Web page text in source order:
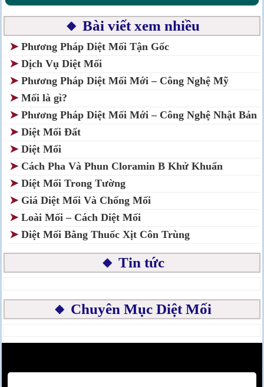
🔸 Bài viết xem nhiều
➤ Phương Pháp Diệt Mối Tận Gốc
➤ Dịch Vụ Diệt Mối
➤ Phương Pháp Diệt Mối Mới – Công Nghệ Mỹ
➤ Mối là gì?
➤ Phương Pháp Diệt Mối Mới – Công Nghệ Nhật Bản
➤ Diệt Mối Đất
➤ Diệt Mối
➤ Cách Pha Và Phun Cloramin B Khử Khuẩn
➤ Diệt Mối Trong Tường
➤ Giá Diệt Mối Và Chống Mối
➤ Loài Mối – Cách Diệt Mối
➤ Diệt Mối Bằng Thuốc Xịt Côn Trùng
🔸 Tin tức
🔸 Chuyên Mục Diệt Mối